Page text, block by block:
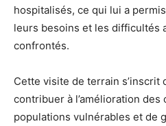
hospitalisés, ce qui lui a
leurs besoins et les difficultés
confrontés.
Cette visite de terrain s’inscrit
contribuer à l’amélioration
populations vulnérables et de